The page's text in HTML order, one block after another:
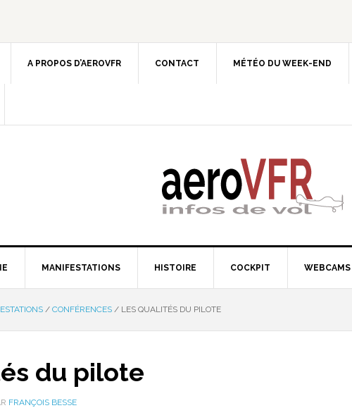
A PROPOS D’AEROVFR CONTACT MÉTÉO DU WEEK-END
MANIFESTATIONS HISTOIRE COCKPIT WEBCAMS
/ CONFÉRENCES / LES QUALITÉS DU PILOTE
du pilote
FRANÇOIS BESSE